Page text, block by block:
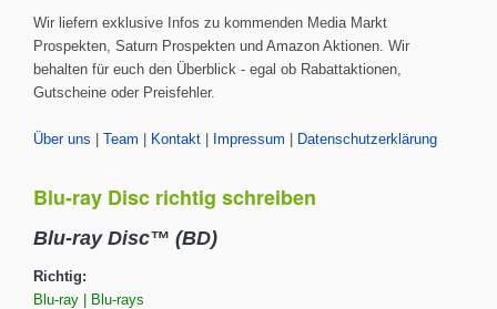
Wir liefern exklusive Infos zu kommenden Media Markt
Prospekten, Saturn Prospekten und Amazon Aktionen. Wir
behalten für euch den Überblick - egal ob Rabattaktionen,
Gutscheine oder Preisfehler.
Über uns Team Kontakt Impressum Datenschutzerklärung
Blu-ray Disc richtig schreiben
Blu-ray Disc™ (BD)
Richtig:
Blu-ray | Blu-rays